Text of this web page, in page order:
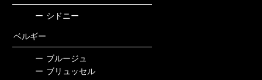
ー シドニー
ベルギー
ー ブルージュ
ー ブリュッセル